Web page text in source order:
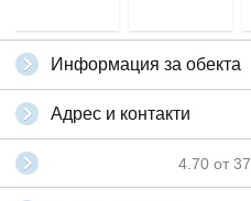
Информация за обекта
Адрес и контакти
4.70 от 37